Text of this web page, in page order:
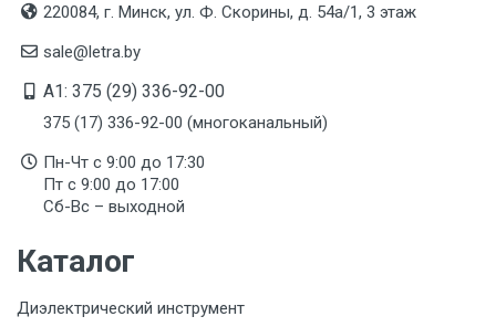
220084, г. Минск, ул. Ф. Скорины, д. 54а/1, 3 этаж
sale@letra.by
A1: 375 (29) 336-92-00
375 (17) 336-92-00 (многоканальный)
Пн-Чт с 9:00 до 17:30
Пт с 9:00 до 17:00
Сб-Вс – выходной
Каталог
Диэлектрический инструмент